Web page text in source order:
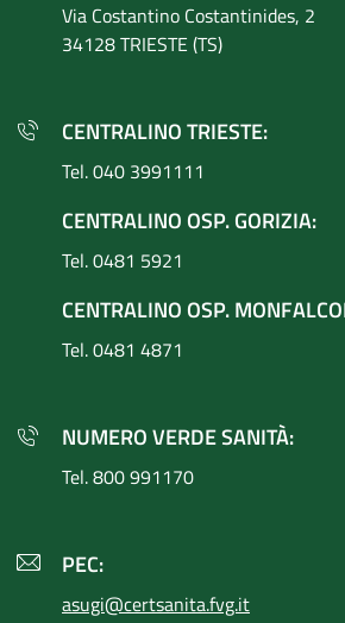
Via Costantino Costantinides, 2
34128 TRIESTE (TS)
CENTRALINO TRIESTE:
Tel. 040 3991111
CENTRALINO OSP. GORIZIA:
Tel. 0481 5921
CENTRALINO OSP.
Tel. 0481 4871
NUMERO VERDE SANITÀ:
Tel. 800 991170
PEC:
asugi@certsanita.fvg.it